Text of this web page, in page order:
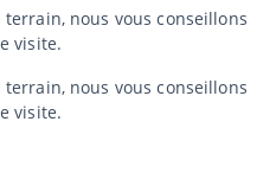
nous vous conseillons
visite.
nous vous conseillons
visite.